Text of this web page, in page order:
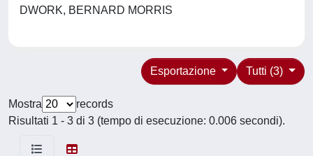
DWORK, BERNARD MORRIS
Tutti (3)
Esportazione
Mostra
records
Risultati 1 - 3 di 3 (tempo di esecuzione: 0.006 secondi).